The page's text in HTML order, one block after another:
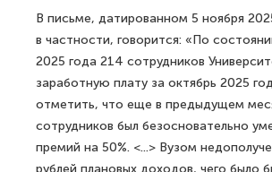
В письме, датированном 5 ноября
в частности, говорится: «По
2025 года 214 сотрудников
заработную плату за октябрь 2025
отметить, что еще в предыдущем
сотрудников был безосновательно
премий на 50%. <...> Вузом